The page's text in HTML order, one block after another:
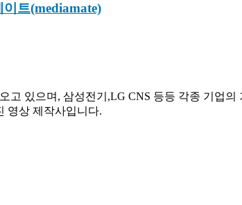
트(mediamate)
고 있으며, 삼성전기,LG CNS 등등 각종 기업
영상 제작사입니다.